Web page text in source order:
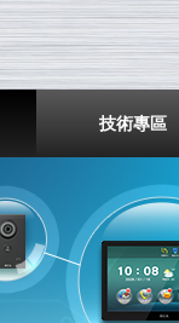
有限公司
技術專區